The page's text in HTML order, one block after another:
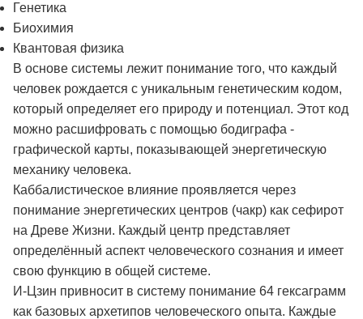
Генетика
Биохимия
Квантовая физика
В основе системы лежит понимание того, что каждый
человек рождается с уникальным генетическим кодом,
который определяет его природу и потенциал. Этот код
можно расшифровать с помощью бодиграфа -
графической карты, показывающей энергетическую
механику человека.
Каббалистическое влияние проявляется через
понимание энергетических центров (чакр) как сефирот
на Древе Жизни. Каждый центр представляет
определённый аспект человеческого сознания и имеет
свою функцию в общей системе.
И-Цзин привносит в систему понимание 64 гексаграмм
как базовых архетипов человеческого опыта. Каждые